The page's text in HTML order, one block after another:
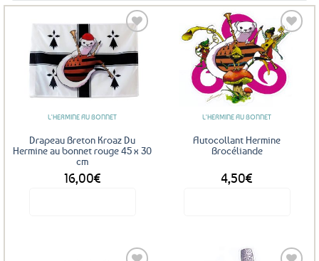
Ajouter
L'HERMINE AU BONNET
Drapeau Breton Kroaz Du
Hermine au bonnet rouge 45 x 30
cm
16,00€
Ajouter
aux
favoris
L'HERMINE AU BONNET
Autocollant Hermine
Brocéliande
4,50€